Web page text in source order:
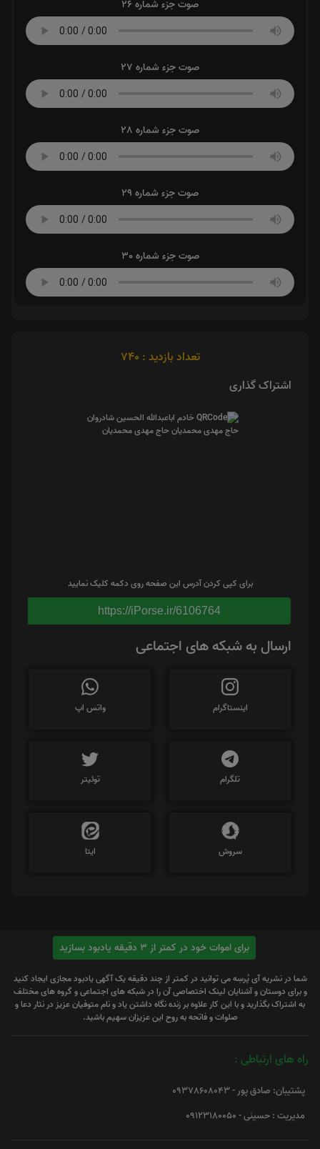
صوت جزء شماره 26
صوت جزء شماره 27
صوت جزء شماره 28
صوت جزء شماره 29
صوت جزء شماره 30
تعداد بازدید : 740
اشتراک گذاری
برای کپی کردن آدرس این صفحه روی دکمه کلیک نمایید
https://iPorse.ir/6106764
ارسال به شبکه های اجتماعی
اینستاگرام واتس اپ
تلگرام توئیتر
سروش ایتا
برای اموات خود در کمتر از 3 دقیقه یادبود بسازید
شما در نشریه آی پُرسِه می توانید در کمتر از چند دقیقه یک آگهی یادبود مجازی ایجاد کنید
و برای دوستان و آشنایان لینک اختصاصی آن را در شبکه های اجتماعی و گروه های مختلف
به اشتراک بگذارید و با این کار علاوه بر زنده نگاه داشتن یاد و نام متوفیان عزیز در نثار دعا و
صلوات و فاتحه به روح این عزیزان سهیم باشید.
راه های ارتباطی :
پشتیبان: صادق پور - 09378608043
مدیریت : حسینی - 09123180050